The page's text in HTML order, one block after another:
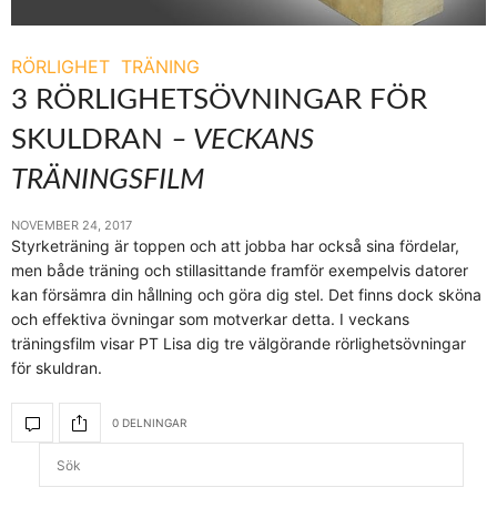
RÖRLIGHET TRÄNING
3 RÖRLIGHETSÖVNINGAR FÖR
SKULDRAN – VECKANS
TRÄNINGSFILM
NOVEMBER 24, 2017
Styrketräning är toppen och att jobba har också sina fördelar,
men både träning och stillasittande framför exempelvis datorer
kan försämra din hållning och göra dig stel. Det finns dock sköna
och effektiva övningar som motverkar detta. I veckans
träningsfilm visar PT Lisa dig tre välgörande rörlighetsövningar
för skuldran.
0 DELNINGAR